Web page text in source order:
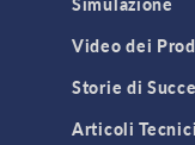
Video dei
Storie di
Articoli